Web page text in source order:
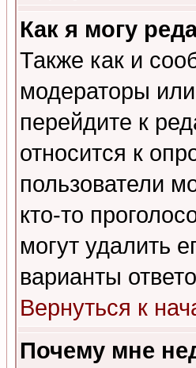
Как я могу
Также как и
модераторы
перейдите к
относится к
пользователи
кто-то
могут удалить
варианты
Вернуться к
Почему мне